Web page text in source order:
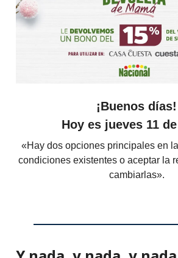
¡Buenos días!
Hoy es jueves 11
«Hay dos opciones principales en
condiciones existentes o aceptar la
cambiarlas».